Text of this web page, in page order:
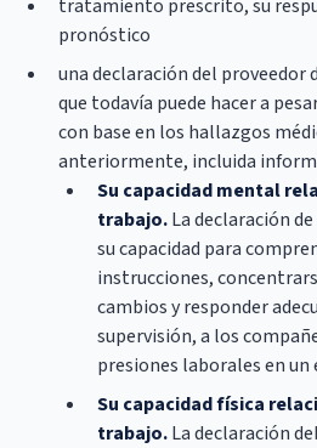
tratamiento prescrito, su
pronóstico
una declaración del
que todavía puede hacer a
con base en los hallazgos
anteriormente, incluida
Su capacidad mental
trabajo.La declaración
su capacidad para
instrucciones,
cambios y responder
supervisión, a los
presiones laborales en
Su capacidad física
trabajo.La declaración